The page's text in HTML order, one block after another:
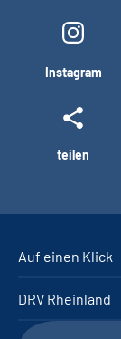
Instagram
teilen
Auf einen Klick
DRV Rheinland